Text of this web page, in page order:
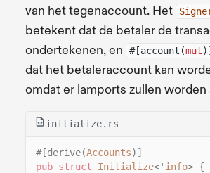
van het tegenaccount. Het
betekent dat de betaler de
ondertekenen, en
#[account(mut)]
dat het betaleraccount kan
omdat er lamports zullen
initialize.rs
#[derive(Accounts)]
pub struct
Initialize<' info> {